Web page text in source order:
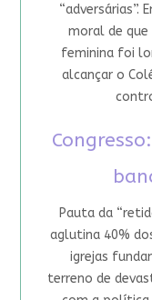
“adversárias”.
moral de
feminina foi
alcançar o
Pauta da
aglutina 40%
igrejas
terreno de